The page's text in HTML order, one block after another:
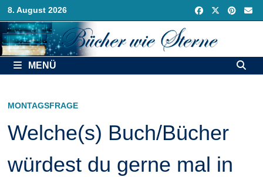
Zurück
zum
Inhalt
8. August 2026
MENÜ
MONTAGSFRAGE
Welche(s) Buch/Bücher
würdest du gerne mal in